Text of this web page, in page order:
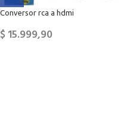
Conversor rca a hdmi
$15.999,90